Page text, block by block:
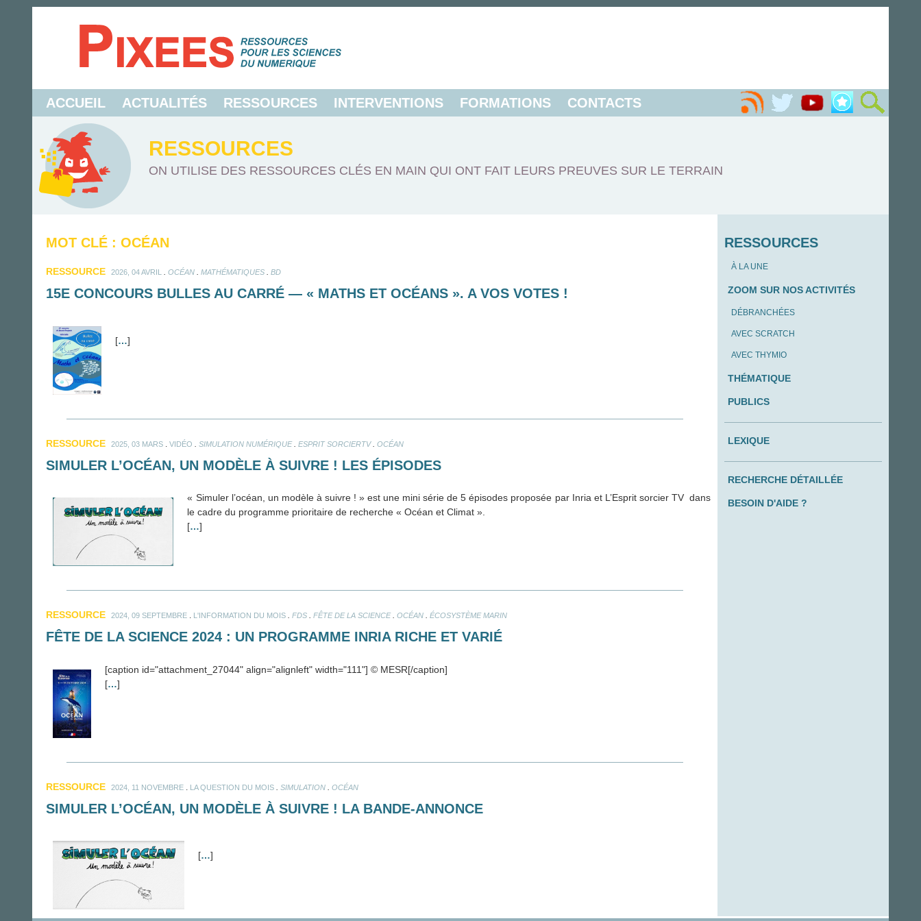
ACCUEIL ACTUALITÉS RESSOURCES INTERVENTIONS FORMATIONS CONTACTS
RESSOURCES
ON UTILISE DES RESSOURCES CLÉS EN MAIN QUI ONT FAIT LEURS PREUVES SUR LE TERRAIN
MOT CLÉ : OCÉAN
RESSOURCE 2026, 04 AVRIL OCÉAN MATHÉMATIQUES BD
15E CONCOURS BULLES AU CARRÉ — « MATHS ET OCÉANS ». A VOS VOTES !
[…]
RESSOURCE 2025, 03 MARS VIDÉO SIMULATION NUMÉRIQUE. ESPRIT SORCIERTV. OCÉAN
SIMULER L’OCÉAN, UN MODÈLE À SUIVRE ! LES ÉPISODES
« Simuler l’océan, un modèle à suivre ! » est une mini série de 5 épisodes proposée par Inria et L’Esprit sorcier TV dans
le cadre du programme prioritaire de recherche « Océan et Climat ».
[…]
RESSOURCE 2024, 09 SEPTEMBRE L'INFORMATION DU MOIS FDS FÊTE DE LA SCIENCE. OCÉAN ÉCOSYSTÈME MARIN
FÊTE DE LA SCIENCE 2024 : UN PROGRAMME INRIA RICHE ET VARIÉ
[caption id="attachment_27044" align="alignleft" width="111"] © MESR[/caption]
[…]
RESSOURCE 2024, 11 NOVEMBRE LA QUESTION DU MOIS SIMULATION OCÉAN
SIMULER L’OCÉAN, UN MODÈLE À SUIVRE ! LA BANDE-ANNONCE
[…]
RESSOURCES
À LA UNE
ZOOM SUR NOS ACTIVITÉS
DÉBRANCHÉES
AVEC SCRATCH
AVEC THYMIO
THÉMATIQUE
PUBLICS
LEXIQUE
RECHERCHE DÉTAILLÉE
BESOIN D'AIDE ?